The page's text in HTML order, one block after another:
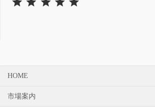
HOME
市場案内